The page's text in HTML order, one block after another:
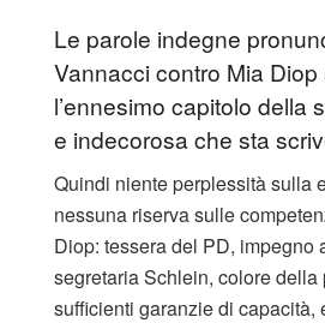
Le parole indegne
Vannacci contro Mia Diop
l’ennesimo capitolo della
e indecorosa che sta
Quindi niente perplessità sulla
nessuna riserva sulle
Diop: tessera del PD, impegno
segretaria Schlein, colore della
sufficienti garanzie di capacità,